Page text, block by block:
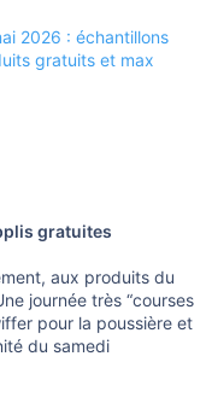
2026 : échantillons
gratuits et max
gratuites
aux produits du
journée très “courses
pour la poussière et
du samedi